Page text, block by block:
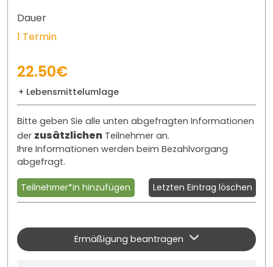
Dauer
1 Termin
22.50€
+ Lebensmittelumlage
Bitte geben Sie alle unten abgefragten Informationen
der zusätzlichen Teilnehmer an.
Ihre Informationen werden beim Bezahlvorgang
abgefragt.
Teilnehmer*in hinzufügen Letzten Eintrag löschen
Ermäßigung beantragen